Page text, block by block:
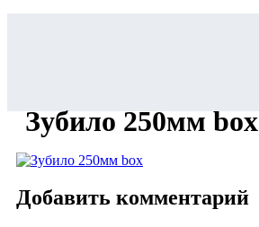
Зубило 250мм box
Добавить комментарий